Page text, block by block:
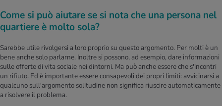
Come si può aiutare se si nota che una persona nel
quartiere è molto sola?
Sarebbe utile rivolgersi a loro proprio su questo argomento. Per molti è un
bene anche solo parlarne. Inoltre si possono, ad esempio, dare informazioni
sulle offerte di vita sociale nei dintorni. Ma può anche essere che s'incontri
un rifiuto. Ed è importante essere consapevoli dei propri limiti: avvicinarsi a
qualcuno sull'argomento solitudine non significa riuscire automaticamente
a risolvere il problema.